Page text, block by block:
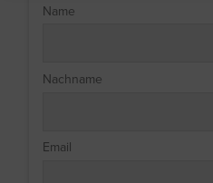
Name
Nachname
Email